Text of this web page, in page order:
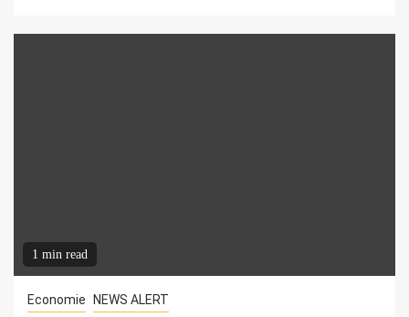
1 min read
Economie NEWS ALERT